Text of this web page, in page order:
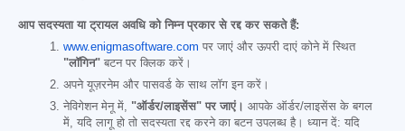
आप सदस्यता या ट्रायल अवधि को निम्न प्रकार से रद्द कर सकते हैं:
www.enigmasoftware.com पर जाएं और ऊपरी दाएं कोने में स्थित
"लॉगिन" बटन पर क्लिक करें।
अपने यूज़रनेम और पासवर्ड के साथ लॉग इन करें।
नेविगेशन मेनू में, "ऑर्डर/लाइसेंस" पर जाएं। आपके ऑर्डर/लाइसेंस के बगल
में, यदि लागू हो तो सदस्यता रद्द करने का बटन उपलब्ध है। ध्यान दें: यदि